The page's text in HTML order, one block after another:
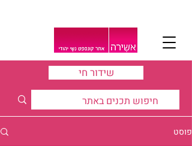
שידור חי
פוסט